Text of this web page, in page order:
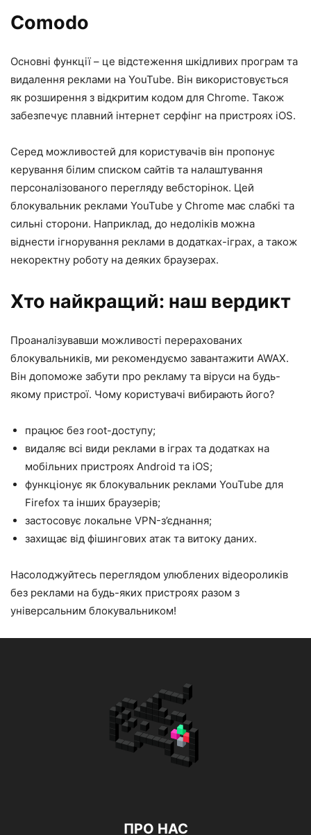
Comodo
Основні функції – це відстеження шкідливих програм та
видалення реклами на YouTube. Він використовується
як розширення з відкритим кодом для Chrome. Також
забезпечує плавний інтернет серфінг на пристроях iOS.
Серед можливостей для користувачів він пропонує
керування білим списком сайтів та налаштування
персоналізованого перегляду вебсторінок. Цей
блокувальник реклами YouTube у Chrome має слабкі та
сильні сторони. Наприклад, до недоліків можна
віднести ігнорування реклами в додатках-іграх, а також
некоректну роботу на деяких браузерах.
Хто найкращий: наш вердикт
Проаналізувавши можливості перерахованих
блокувальників, ми рекомендуємо завантажити AWAX.
Він допоможе забути про рекламу та віруси на будь-
якому пристрої. Чому користувачі вибирають його?
працює без root-доступу;
видаляє всі види реклами в іграх та додатках на
мобільних пристроях Android та iOS;
функціонує як блокувальник реклами YouTube для
Firefox та інших браузерів;
застосовує локальне VPN-з’єднання;
захищає від фішингових атак та витоку даних.
Насолоджуйтесь переглядом улюблених відеороликів
без реклами на будь-яких пристроях разом з
універсальним блокувальником!
ПРО НАС